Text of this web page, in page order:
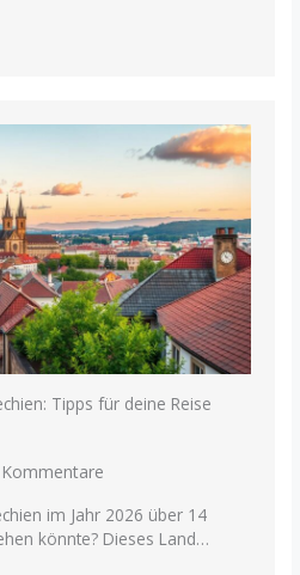
Tipps für deine Reise
im Jahr 2026 über 14
könnte? Dieses Land…